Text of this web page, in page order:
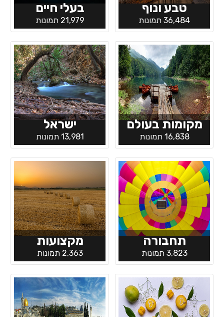
טבע ונוף
36,484 תמונות
בעלי חיים
21,979 תמונות
מקומות בעולם
16,838 תמונות
ישראל
13,981 תמונות
תחבורה
3,823 תמונות
מקצועות
2,363 תמונות